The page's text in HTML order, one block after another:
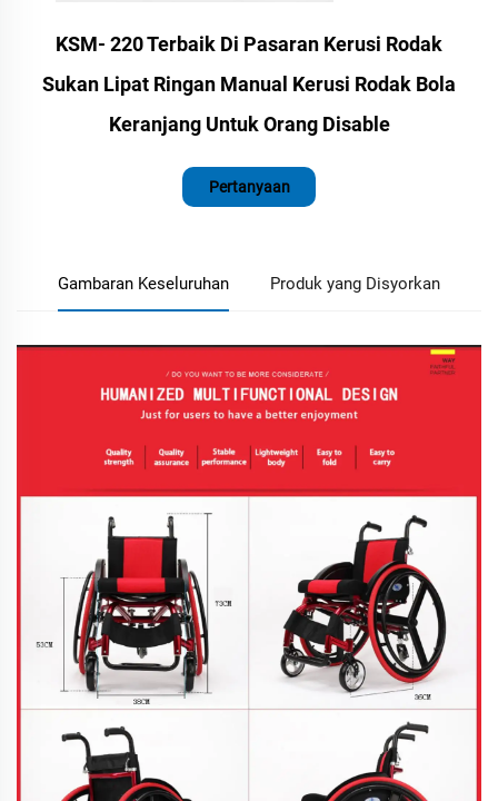
KSM- 220 Terbaik Di Pasaran Kerusi Rodak
Sukan Lipat Ringan Manual Kerusi Rodak Bola
Keranjang Untuk Orang Disable
Pertanyaan
Gambaran Keseluruhan Produk yang Disyorkan